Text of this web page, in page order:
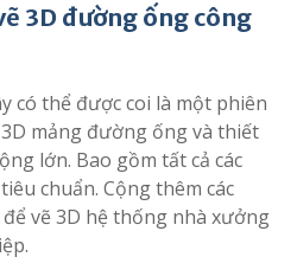
3D đường ống công
có thể được coi là một phiên
mảng đường ống và thiết
lớn. Bao gồm tất cả các
chuẩn. Cộng thêm các
vẽ 3D hệ thống nhà xưởng